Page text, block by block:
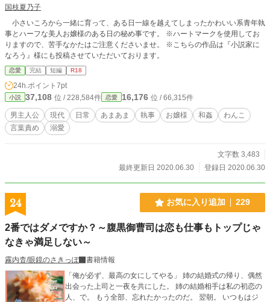
国枝夏乃子
小さいころから一緒に育って、ある日一線を越えてしまったかわいい系青年執
事とハーフな美人お嬢様のある日の秘め事です。 ※ハートマークを使用してお
りますので、苦手なかたはご注意くださいませ。 ※こちらの作品は『小説家に
なろう』様にも投稿させていただいております。
恋愛 完結 短編 R18
24h.ポイント 7pt
小説 37,108 位 / 228,584件 恋愛 16,176 位 / 66,315件
男主人公 現代 日常 あまあま 執事 お嬢様 和姦
わんこ
言葉責め
溺愛
文字数 3,483
最終更新日 2020.06.30
登録日 2020.06.30
24 お気に入り追加 229
2番ではダメですか？～腹黒御曹司は恋も仕事もトップじゃ
なきゃ満足しない～
霧内杳/眼鏡のさきっぽ
書籍情報
「俺が必ず、最高の女にしてやる」 姉の結婚式の帰り、偶然
出会った上司と一夜を共にした。 姉の結婚相手は私の初恋の
人、で。 もう全部、忘れたかったのだ。 翌朝。 いつもはジ